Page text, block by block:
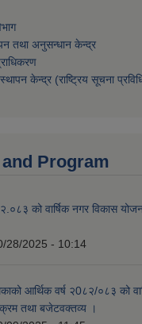
तथा अनुसन्धान केन्द्र
केन्द्र (राष्ट्रिय सूचना
Program
को वार्षिक नगर विकास
28/2025 - 10:14
आर्थिक वर्ष २0८२/०८३ को
तथा बजेटवक्तव्य ।